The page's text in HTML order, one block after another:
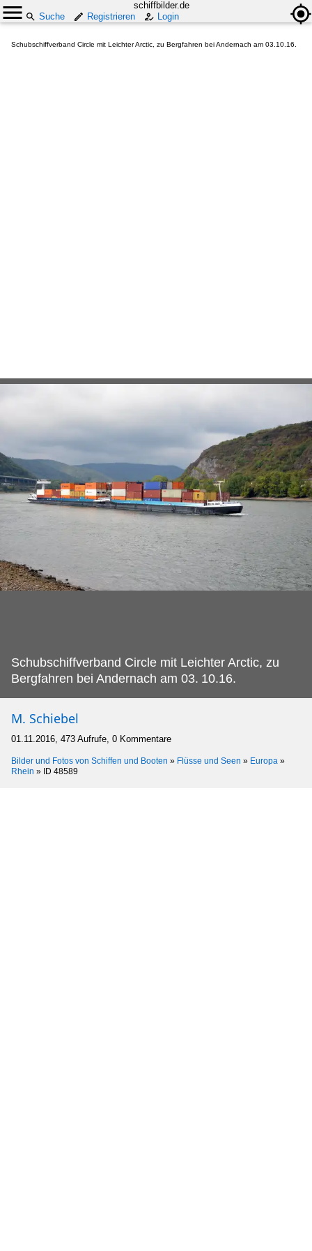
schiffbilder.de
Suche
Registrieren Login
Schubschiffverband Circle mit Leichter Arctic, zu Bergfahren bei Andernach am 03.10.16.
Schubschiffverband Circle mit Leichter Arctic, zu
Bergfahren bei Andernach am 03. 10.16.
M. Schiebel
01.11.2016, 473 Aufrufe, 0 Kommentare
Bilder und Fotos von Schiffen und Booten » Flüsse und Seen » Europa »
Rhein » ID 48589